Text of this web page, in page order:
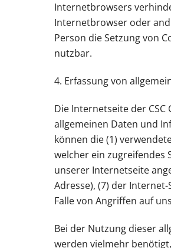
Internetbrowsers
Internetbrowser oder
Person die Setzung von
nutzbar.
4. Erfassung von
Die Internetseite der
allgemeinen Daten und
können die (1)
welcher ein zugreifendes
unserer Internetseite
Adresse), (7) der
Falle von Angriffen auf
Bei der Nutzung dieser
werden vielmehr